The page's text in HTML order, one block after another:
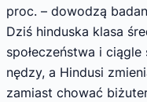
proc. – dowodzą
Dziś hinduska klasa
społeczeństwa i
nędzy, a Hindusi
zamiast chować